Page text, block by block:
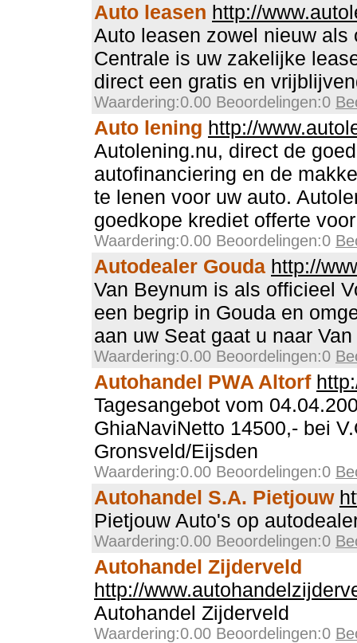
Auto leasen http://
Auto leasen zowel nieuw als
Centrale is uw zakelijke
direct een gratis en
Waardering:0.00 Beoordelingen:0
Auto lening http://
Autolening.nu, direct de
autofinanciering en de
te lenen voor uw auto.
goedkope krediet offerte
Waardering:0.00 Beoordelingen:0
Autodealer Gouda http://
Van Beynum is als officieel
een begrip in Gouda en
aan uw Seat gaat u naar
Waardering:0.00 Beoordelingen:0
Autohandel PWA Altorf
Tagesangebot vom
GhiaNaviNetto 14500,- bei
Gronsveld/Eijsden
Waardering:0.00 Beoordelingen:0
Autohandel S.A. Pietjouw
Pietjouw Auto's op
Waardering:0.00 Beoordelingen:0
Autohandel Zijderveld
http://
Autohandel Zijderveld
Waardering:0.00 Beoordelingen:0